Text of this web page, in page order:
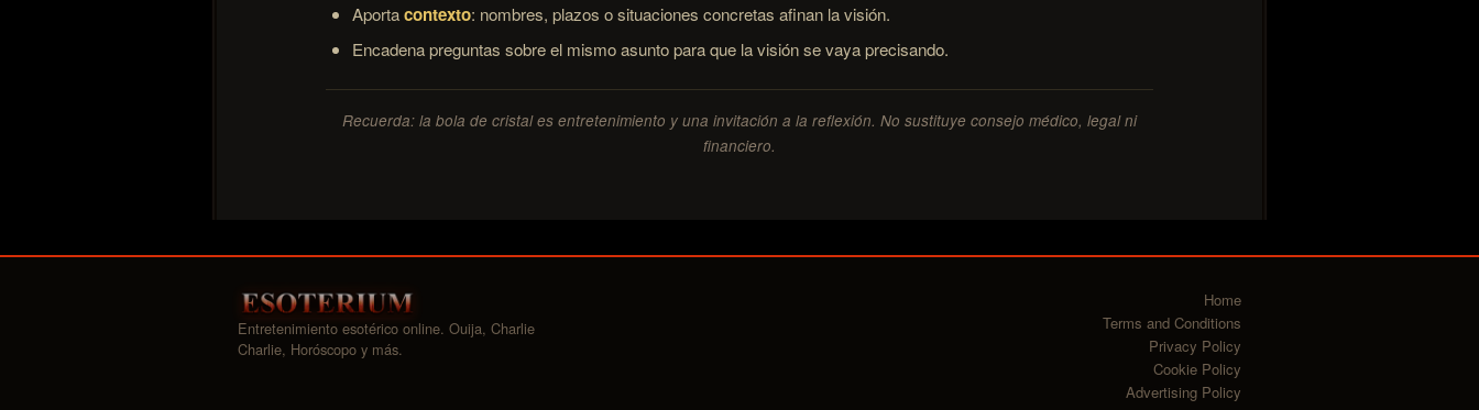
Aportacontexto: nombres, plazos o situaciones concretas afinan la visión.
Encadena preguntas sobre el mismo asunto para que la visión se vaya precisando.
Recuerda: la bola de cristal es entretenimiento y una invitación a la reflexión. No sustituye consejo médico, legal ni
financiero.
Entretenimiento esotérico online. Ouija, Charlie
Charlie, Horóscopo y más.
Home
Terms and Conditions
Privacy Policy
Cookie Policy
Advertising Policy